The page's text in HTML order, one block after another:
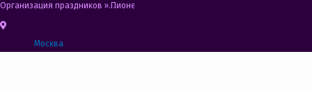
Организация праздников » Пионерская вечеринка Сценарий, Конкурсы, Идеи
Москва